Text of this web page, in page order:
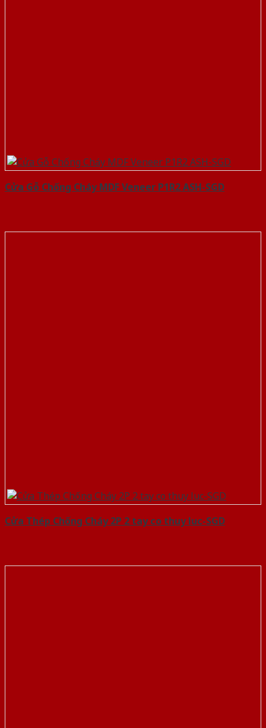
Cửa Gỗ Chống Cháy MDF Veneer P1R2 ASH-SGD
Cửa Thép Chống Cháy 2P 2 tay co thuy luc-SGD